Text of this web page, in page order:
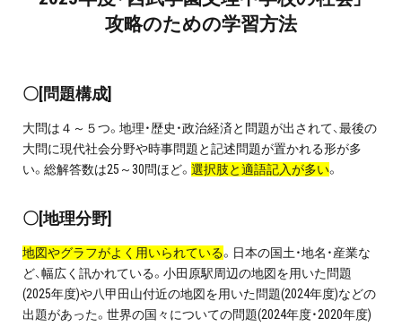
お申込みの流れ
よくある質問
採用情報
インフォメーション
会社概要
採用情報
攻略のための学習方法
〇[問題構成]
大問は４～５つ。地理・歴史・政治経済と問題が出されて、最後の
大問に現代社会分野や時事問題と記述問題が置かれる形が多
い。総解答数は25～30問ほど。 選択肢と適語記入が多い。
〇[地理分野]
地図やグラフがよく用いられている。日本の国土・地名・産業な
ど、幅広く訊かれている。小田原駅周辺の地図を用いた問題
(2025年度)や八甲田山付近の地図を用いた問題(2024年度)などの
出題があった。世界の国々についての問題(2024年度・2020年度)